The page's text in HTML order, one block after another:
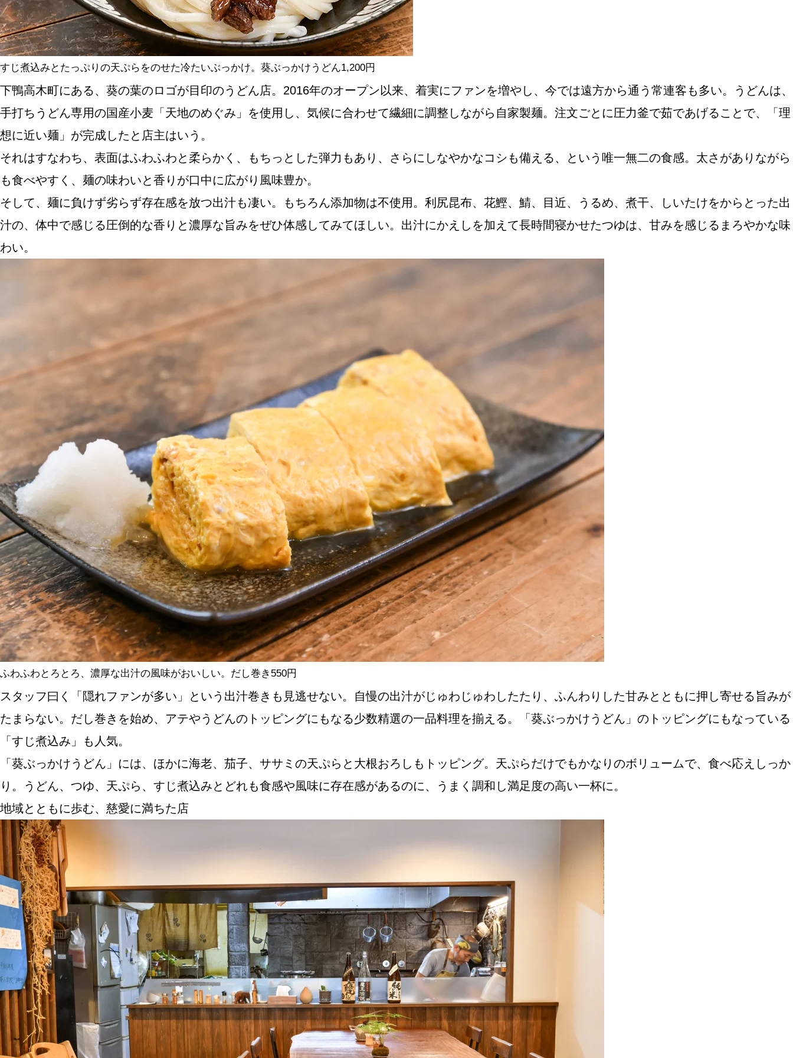
SPECIAL NEW OPEN
SERIES
カレーが好き
京都おやつクラブ
私と店のはなし
今月の京みやげ
京都の書店
関西で開催。おすすめの展覧会
紹介します。おすすめのイベント
ABOUT US
チケットプレゼント応募
すじ煮込みとたっぷりの天ぷらをのせた冷たいぶっかけ。葵ぶっかけうどん1,200円
下鴨高木町にある、葵の葉のロゴが目印のうどん店。2016年のオープン以来、着実にファンを増やし、今では遠方から通う常連客も多い。うどんは、
手打ちうどん専用の国産小麦「天地のめぐみ」を使用し、気候に合わせて繊細に調整しながら自家製麺。注文ごとに圧力釜で茹であげることで、「理
想に近い麺」が完成したと店主はいう。
それはすなわち、表面はふわふわと柔らかく、もちっとした弾力もあり、さらにしなやかなコシも備える、という唯一無二の食感。太さがありながら
も食べやすく、麺の味わいと香りが口中に広がり風味豊か。
そして、麺に負けず劣らず存在感を放つ出汁も凄い。もちろん添加物は不使用。利尻昆布、花鰹、鯖、目近、うるめ、煮干、しいたけをからとった出
汁の、体中で感じる圧倒的な香りと濃厚な旨みをぜひ体感してみてほしい。出汁にかえしを加えて長時間寝かせたつゆは、甘みを感じるまろやかな味
わい。
ふわふわとろとろ、濃厚な出汁の風味がおいしい。だし巻き550円
スタッフ曰く「隠れファンが多い」という出汁巻きも見逃せない。自慢の出汁がじゅわじゅわしたたり、ふんわりした甘みとともに押し寄せる旨みが
たまらない。だし巻きを始め、アテやうどんのトッピングにもなる少数精選の一品料理を揃える。「葵ぶっかけうどん」のトッピングにもなっている
「すじ煮込み」も人気。
「葵ぶっかけうどん」には、ほかに海老、茄子、ササミの天ぷらと大根おろしもトッピング。天ぷらだけでもかなりのボリュームで、食べ応えしっか
り。うどん、つゆ、天ぷら、すじ煮込みとどれも食感や風味に存在感があるのに、うまく調和し満足度の高い一杯に。
地域とともに歩む、慈愛に満ちた店